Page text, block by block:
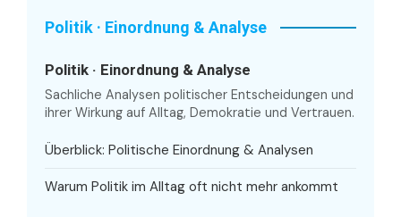
Politik · Einordnung & Analyse
Politik · Einordnung & Analyse
Sachliche Analysen politischer Entscheidungen und
ihrer Wirkung auf Alltag, Demokratie und Vertrauen.
Überblick: Politische Einordnung & Analysen
Warum Politik im Alltag oft nicht mehr ankommt